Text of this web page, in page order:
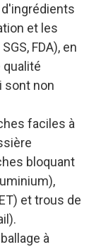
et les
FDA), en
sont non
faciles à
bloquant
et trous de
à